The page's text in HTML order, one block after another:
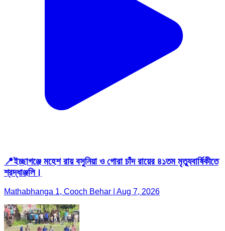
📍ইচ্ছাগঞ্জে মহেশ রায় বসুনিয়া ও গোরা চাঁদ রায়ের ৪১তম মৃত্যুবার্ষিকীতে
শ্রদ্ধাঞ্জলি।
Mathabhanga 1, Cooch Behar | Aug 7, 2026